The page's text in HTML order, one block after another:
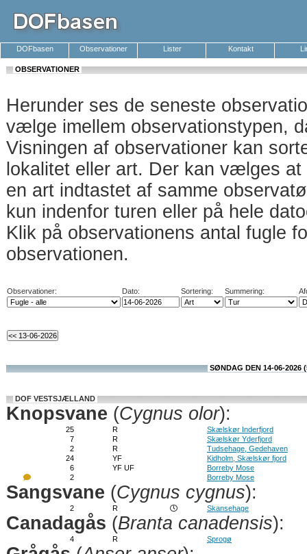
DOFbasen Observationer Lister Kontakt
OBSERVATIONER
Herunder ses de seneste
vælge imellem observationstypen,
Visningen af observationer kan
lokalitet eller art. Der kan vælges
en art indtastet af samme
kun indenfor turen eller på hele
Klik på observationens antal fugle
observationen.
Observationer: Dato: Sortering: Summering:
SØNDAG DEN 14-06-2026 (
DOF VESTSJÆLLAND
Knopsvane (Cygnus olor):
25 R
Skælskør Inderfjord
7
R
Skælskør Yderfjord
2
R
Tudsehage, Gedehaven
24
YF
Kidholm, Skælskør fjord
6
YF UF
Borreby Mose
2
Borreby Mose
Sangsvane (Cygnus cygnus):
2 R Skansehage
Canadagås (Branta canadensis):
4 R Sprogø